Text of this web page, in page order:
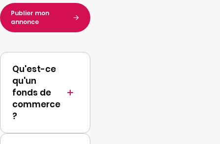
Publier mon
annonce
Qu'est-ce
qu'un
fonds de
commerce
?